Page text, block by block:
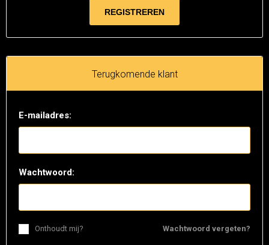
Terugkomende klant
E-mailadres:
Wachtwoord:
Wachtwoord vergeten?
Onthoudt mij?